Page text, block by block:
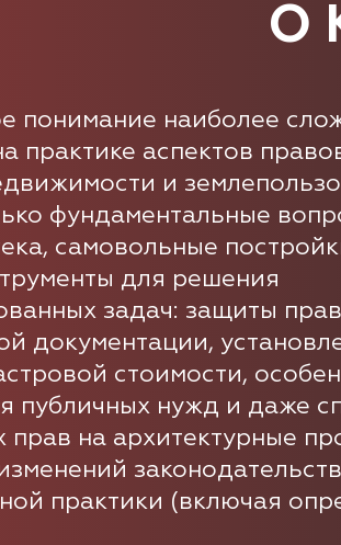
О
понимание наиболее
практике аспектов
и
фундаментальные
самовольные
для решения
задач: защиты
документации,
стоимости,
публичных нужд и даже
прав на архитектурные
практики (включая